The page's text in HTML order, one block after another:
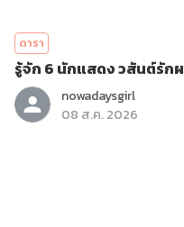
ดารา
รู้จัก 6 นักแสดง วสันต์รัก
nowadaysgirl
08 ส.ค. 2026